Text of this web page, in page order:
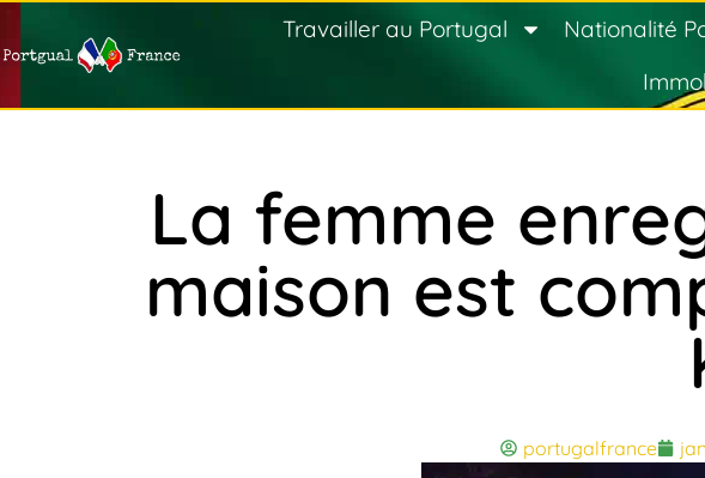
Travailler au Portugal Nationalité
La femme
maison est
portugalfrance